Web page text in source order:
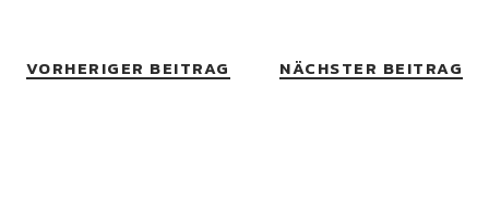
VORHERIGER BEITRAG NÄCHSTER BEITRAG